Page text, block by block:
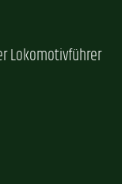
Lokomotivführer